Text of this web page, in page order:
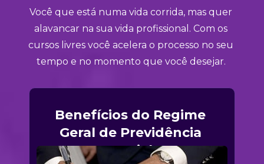
Você que está numa vida corrida, mas quer
alavancar na sua vida profissional. Com os
cursos livres você acelera o processo no seu
tempo e no momento que você desejar.
Benefícios do Regime
Geral de Previdência
Social